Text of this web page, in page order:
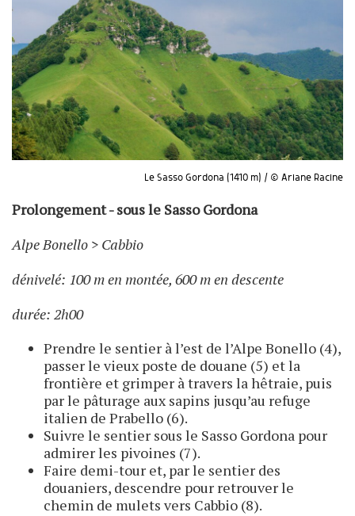
Le Sasso Gordona (1410 m) / © Ariane Racine
Prolongement - sous le Sasso Gordona
Alpe Bonello > Cabbio
dénivelé: 100 m en montée, 600 m en descente
durée: 2h00
Prendre le sentier à l’est de l’Alpe Bonello (4),
passer le vieux poste de douane (5) et la
frontière et grimper à travers la hêtraie, puis
par le pâturage aux sapins jusqu’au refuge
italien de Prabello (6).
Suivre le sentier sous le Sasso Gordona pour
admirer les pivoines (7).
Faire demi-tour et, par le sentier des
douaniers, descendre pour retrouver le
chemin de mulets vers Cabbio (8).